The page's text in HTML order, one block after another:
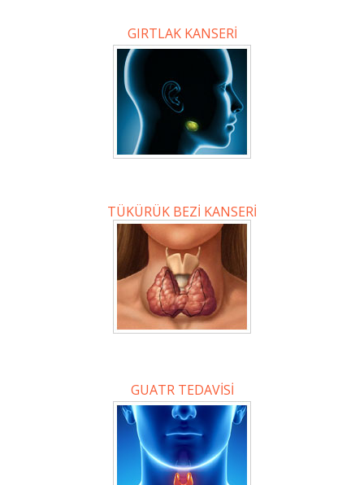
GIRTLAK KANSERİ
TÜKÜRÜK BEZİ KANSERİ
GUATR TEDAVİSİ